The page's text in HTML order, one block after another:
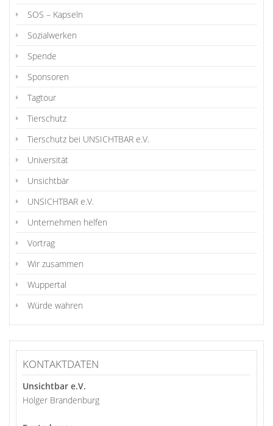
SOS – Kapseln
Sozialwerken
Spende
Sponsoren
Tagtour
Tierschutz
Tierschutz bei UNSICHTBAR e.V.
Universität
Unsichtbär
UNSICHTBAR e.V.
Unternehmen helfen
Vortrag
Wir zusammen
Wuppertal
Würde wahren
KONTAKTDATEN
Unsichtbar e.V.
Holger Brandenburg